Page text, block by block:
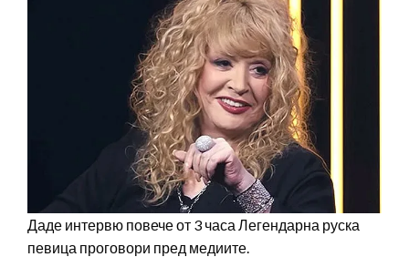
Даде интервю повече от 3 часа Легендарна руска
певица проговори пред медиите.